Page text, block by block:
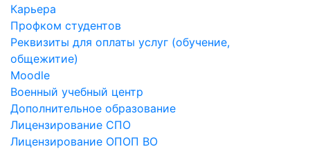
Карьера
Профком студентов
Реквизиты для оплаты услуг (обучение,
общежитие)
Moodle
Военный учебный центр
Дополнительное образование
Лицензирование СПО
Лицензирование ОПОП ВО